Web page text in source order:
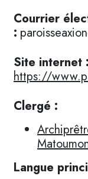
Courrier
:
Site internet :
https://
Clergé :
Langue